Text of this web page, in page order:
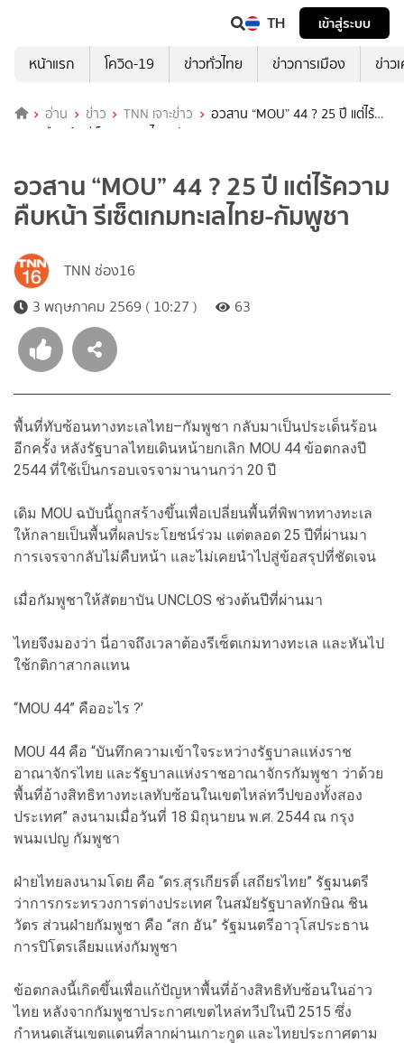
TH
เข้าสู่ระบบ
หน้าแรก
โควิด-19 ข่าวทั่วไทย ข่าวการเมือง ข่าว
อ่าน ข่าว TNN เจาะข่าว
อวสาน “MOU” 44 ? 25 ปี แต่ไร้
ความคืบหน้า รีเซ็ตเกมทะเลไทย-กัมพูชา
อวสาน “MOU” 44 ? 25 ปี แต่ไร้ความ
คืบหน้า รีเซ็ตเกมทะเลไทย-กัมพูชา
TNN ช่อง16
3 พฤษภาคม 2569 ( 10:27 )
63
พื้นที่ทับซ้อนทางทะเลไทย–กัมพูชา กลับมาเป็นประเด็นร้อน
อีกครั้ง หลังรัฐบาลไทยเดินหน้ายกเลิก MOU 44 ข้อตกลงปี
2544 ที่ใช้เป็นกรอบเจรจามานานกว่า 20 ปี
เดิม MOU ฉบับนี้ถูกสร้างขึ้นเพื่อเปลี่ยนพื้นที่พิพาททางทะเล
ให้กลายเป็นพื้นที่ผลประโยชน์ร่วม แต่ตลอด 25 ปีที่ผ่านมา
การเจรจากลับไม่คืบหน้า และไม่เคยนำไปสู่ข้อสรุปที่ชัดเจน
เมื่อกัมพูชาให้สัตยาบัน UNCLOS ช่วงต้นปีที่ผ่านมา
ไทยจึงมองว่า นี่อาจถึงเวลาต้องรีเซ็ตเกมทางทะเล และหันไป
ใช้กติกาสากลแทน
“MOU 44” คืออะไร ?’
MOU 44 คือ “บันทึกความเข้าใจระหว่างรัฐบาลแห่งราช
อาณาจักรไทย และรัฐบาลแห่งราชอาณาจักรกัมพูชา ว่าด้วย
พื้นที่อ้างสิทธิทางทะเลทับซ้อนในเขตไหล่ทวีปของทั้งสอง
ประเทศ” ลงนามเมื่อวันที่ 18 มิถุนายน พ.ศ. 2544 ณ กรุง
พนมเปญ กัมพูชา
ฝ่ายไทยลงนามโดย คือ “ดร.สุรเกียรติ์ เสถียรไทย” รัฐมนตรี
ว่าการกระทรวงการต่างประเทศ ในสมัยรัฐบาลทักษิณ ชิน
วัตร ส่วนฝ่ายกัมพูชา คือ “สก อัน” รัฐมนตรีอาวุโสประธาน
การปิโตรเลียมแห่งกัมพูชา
ข้อตกลงนี้เกิดขึ้นเพื่อแก้ปัญหาพื้นที่อ้างสิทธิทับซ้อนในอ่าว
ไทย หลังจากกัมพูชาประกาศเขตไหล่ทวีปในปี 2515 ซึ่ง
กำหนดเส้นเขตแดนที่ลากผ่านเกาะกูด และไทยประกาศตาม